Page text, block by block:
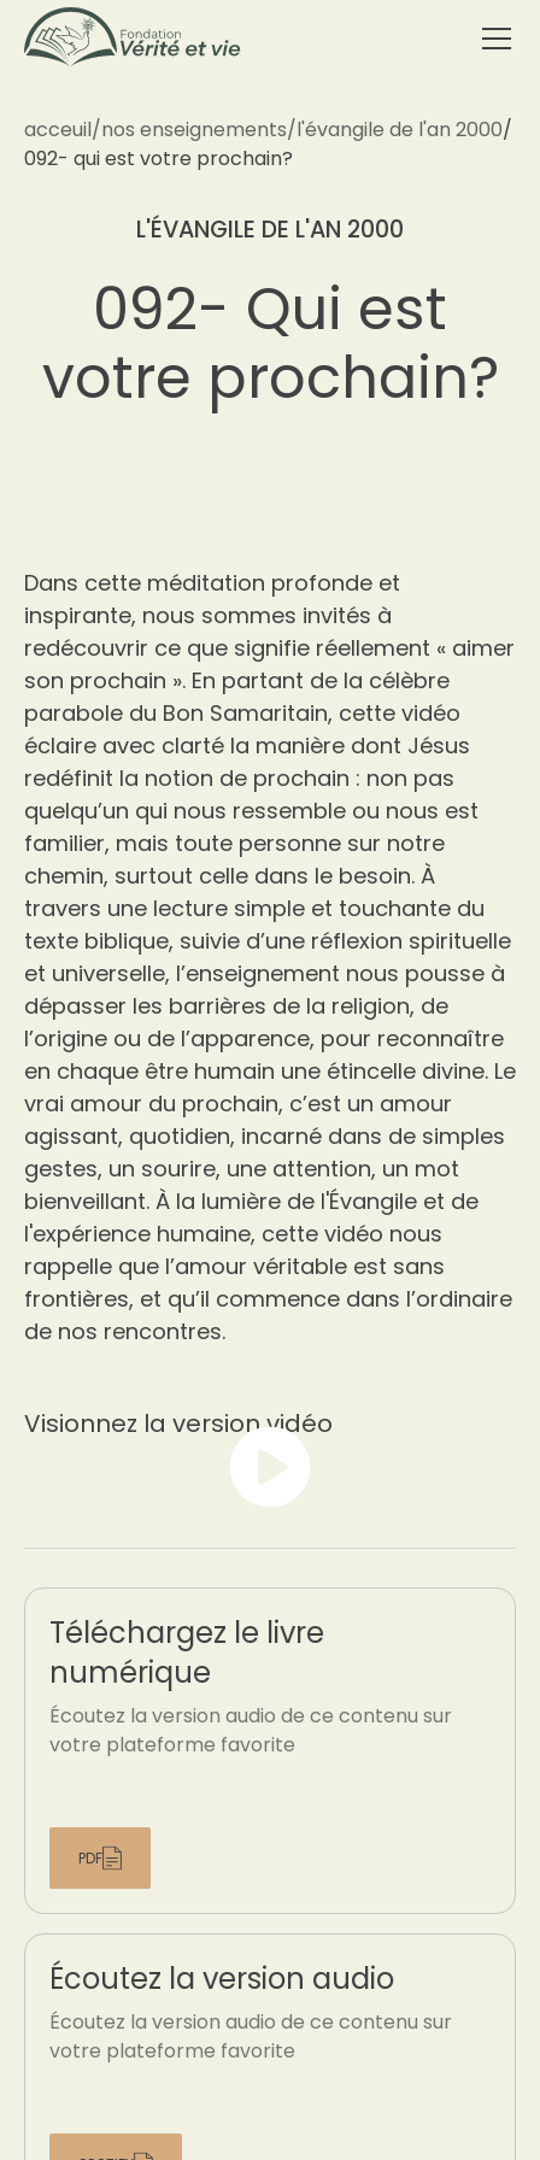
acceuil/nos enseignements/l'évangile de l'an 2000/
092- qui est votre prochain?
L'ÉVANGILE DE L'AN 2000
092- Qui est
votre prochain?
Dans cette méditation profonde et
inspirante, nous sommes invités à
redécouvrir ce que signifie réellement « aimer
son prochain ». En partant de la célèbre
parabole du Bon Samaritain, cette vidéo
éclaire avec clarté la manière dont Jésus
redéfinit la notion de prochain : non pas
quelqu’un qui nous ressemble ou nous est
familier, mais toute personne sur notre
chemin, surtout celle dans le besoin. À
travers une lecture simple et touchante du
texte biblique, suivie d’une réflexion spirituelle
et universelle, l’enseignement nous pousse à
dépasser les barrières de la religion, de
l’origine ou de l’apparence, pour reconnaître
en chaque être humain une étincelle divine. Le
vrai amour du prochain, c’est un amour
agissant, quotidien, incarné dans de simples
gestes, un sourire, une attention, un mot
bienveillant. À la lumière de l'Évangile et de
l'expérience humaine, cette vidéo nous
rappelle que l’amour véritable est sans
frontières, et qu’il commence dans l’ordinaire
de nos rencontres.
Visionnez la version vidéo
Téléchargez le livre
numérique
Écoutez la version audio de ce contenu sur
votre plateforme favorite
PDF
Écoutez la version audio
Écoutez la version audio de ce contenu sur
votre plateforme favorite